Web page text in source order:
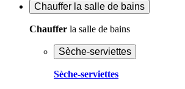
Chauffer la salle de bains
Chauffer la salle de bains
Sèche-serviettes
Sèche-serviettes